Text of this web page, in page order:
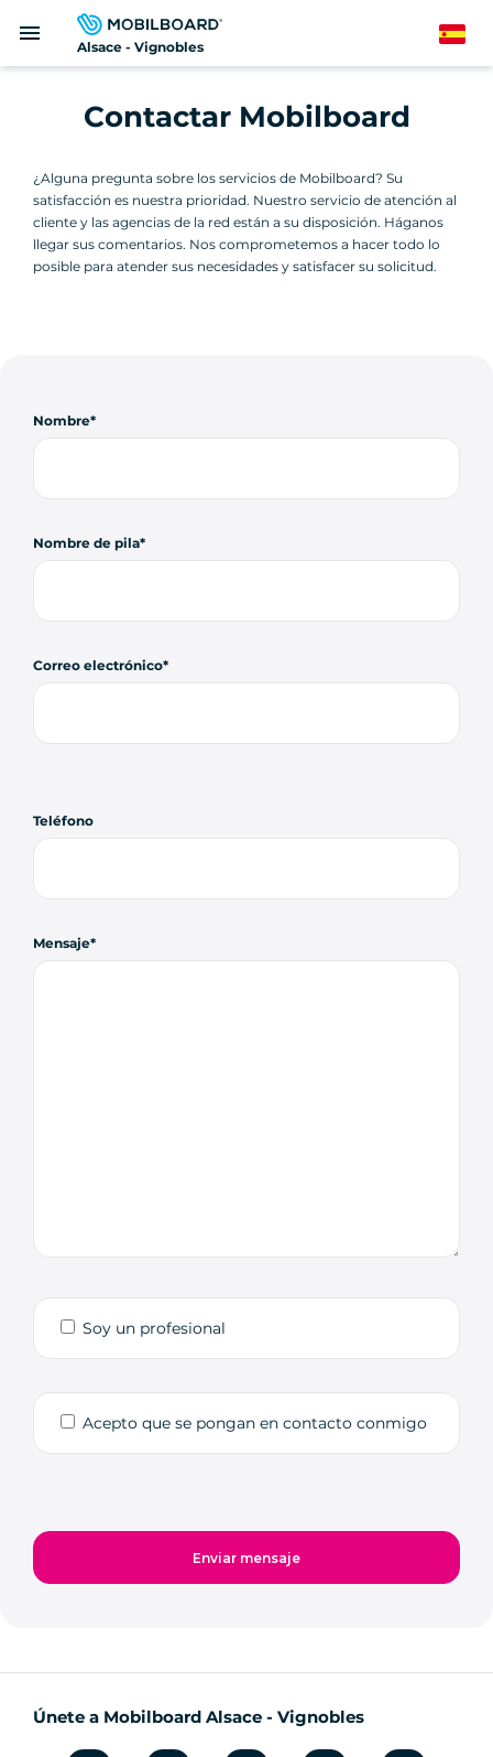
Alsace - Vignobles
menu Spanish
Contactar Mobilboard
¿Alguna pregunta sobre los servicios de Mobilboard? Su
satisfacción es nuestra prioridad. Nuestro servicio de atención al
cliente y las agencias de la red están a su disposición. Háganos
llegar sus comentarios. Nos comprometemos a hacer todo lo
posible para atender sus necesidades y satisfacer su solicitud.
Nombre
Nombre de pila
Correo electrónico
Teléfono
Mensaje
Soy un profesional
Acepto que se pongan en contacto conmigo
Únete a Mobilboard Alsace - Vignobles